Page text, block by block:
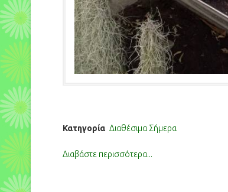
Κατηγορία Διαθέσιμα Σήμερα
Διαβάστε περισσότερα...